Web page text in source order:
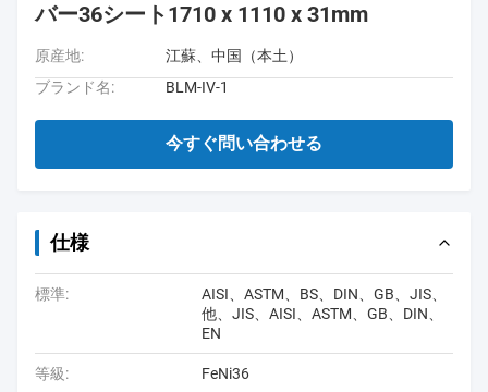
バー36シート1710 x 1110 x 31mm
原産地:
江蘇、中国（本土）
ブランド名:
BLM-IV-1
今すぐ問い合わせる
仕様
標準:
AISI、ASTM、BS、DIN、GB、JIS、
他、JIS、AISI、ASTM、GB、DIN、
EN
等級: FeNi36